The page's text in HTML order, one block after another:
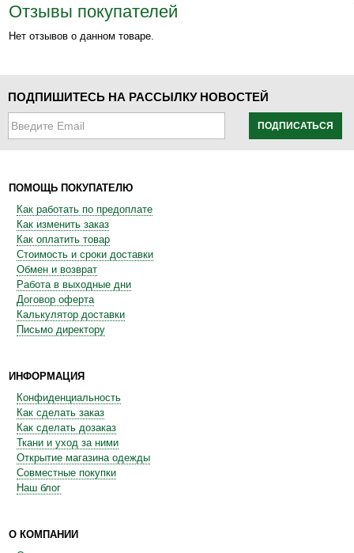
Отзывы покупателей
Нет отзывов о данном товаре.
ПОДПИШИТЕСЬ НА РАССЫЛКУ НОВОСТЕЙ
ПОДПИСАТЬСЯ
ПОМОЩЬ ПОКУПАТЕЛЮ
Как работать по предоплате
Как изменить заказ
Как оплатить товар
Стоимость и сроки доставки
Обмен и возврат
Работа в выходные дни
Договор оферта
Калькулятор доставки
Письмо директору
ИНФОРМАЦИЯ
Конфиденциальность
Как сделать заказ
Как сделать дозаказ
Ткани и уход за ними
Открытие магазина одежды
Совместные покупки
Наш блог
О КОМПАНИИ